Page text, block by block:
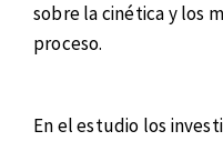
sobre la cinética y los
proceso.
En el estudio los